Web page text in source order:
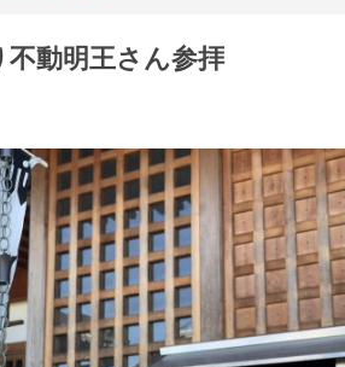
動明王さん参拝